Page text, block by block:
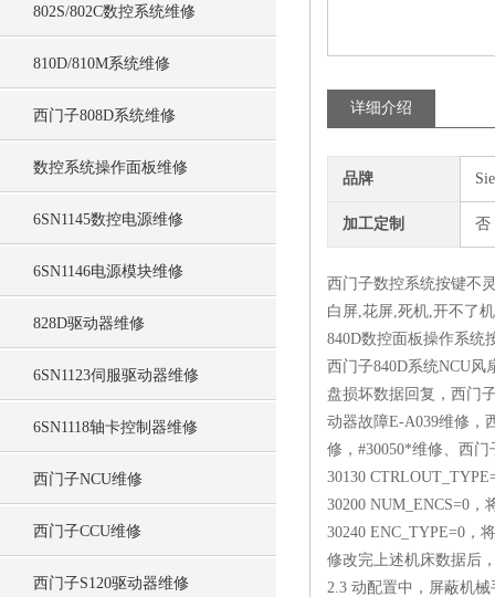
802S/802C数控系统维修
810D/810M系统维修
西门子808D系统维修
数控系统操作面板维修
6SN1145数控电源维修
6SN1146电源模块维修
828D驱动器维修
6SN1123伺服驱动器维修
6SN1118轴卡控制器维修
西门子NCU维修
西门子CCU维修
西门子S120驱动器维修
详细介绍
品牌
加工定制 否
西门子数控系统按键不
白屏,花屏,死机,开不了
840D数控面板操作系统
西门子840D系统NCU
盘损坏数据回复，西门
动器故障E-A039维修，
修，#30050*维修、西门
30130
30200 NUM_ENCS=0
30240 ENC_TYPE=0，
修改完上述机床数据后
2.3 动配置中，屏蔽机